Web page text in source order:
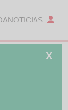
NOTICIAS
X